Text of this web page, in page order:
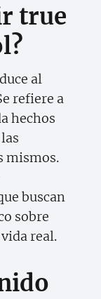
true
al
refiere a
hechos
mismos.
buscan
sobre
real.